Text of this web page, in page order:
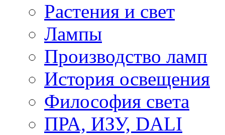
Растения и свет
Лампы
Производство ламп
История освещения
Философия света
ПРА, ИЗУ, DALI